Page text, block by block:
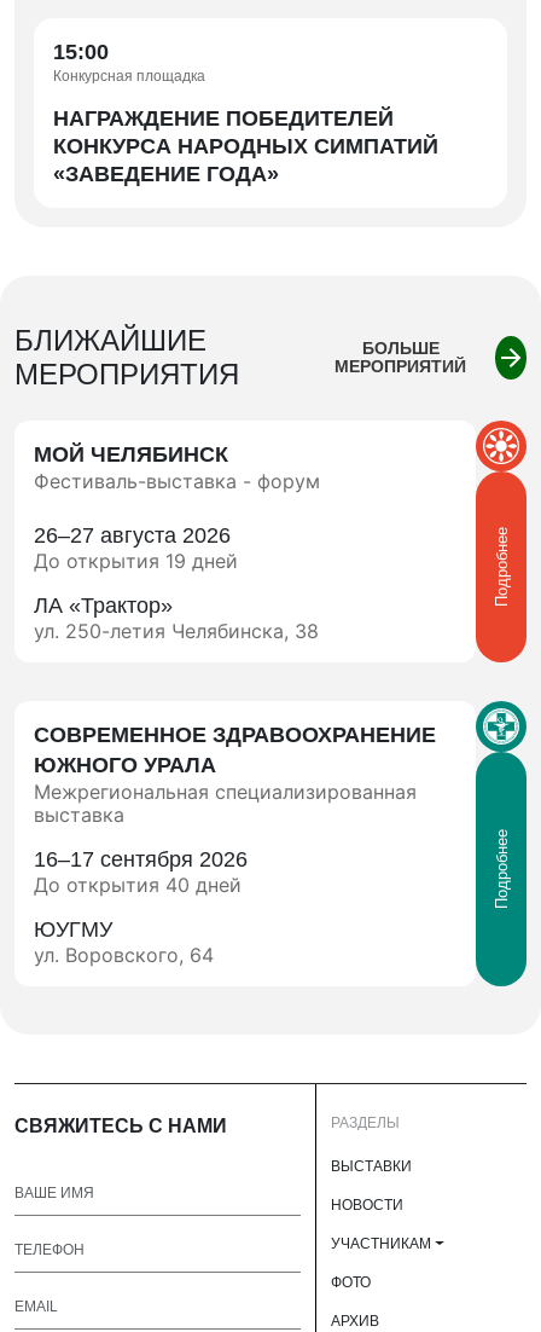
15:00
Конкурсная площадка
НАГРАЖДЕНИЕ ПОБЕДИТЕЛЕЙ
КОНКУРСА НАРОДНЫХ СИМПАТИЙ
«ЗАВЕДЕНИЕ ГОДА»
БЛИЖАЙШИЕ
МЕРОПРИЯТИЯ
БОЛЬШЕ
МЕРОПРИЯТИЙ
МОЙ ЧЕЛЯБИНСК
Фестиваль-выставка - форум
26–27 августа 2026
До открытия 19 дней
ЛА «Трактор»
ул. 250-летия Челябинска, 38
Подробнее
СОВРЕМЕННОЕ ЗДРАВООХРАНЕНИЕ
ЮЖНОГО УРАЛА
Межрегиональная специализированная
выставка
16–17 сентября 2026
До открытия 40 дней
ЮУГМУ
ул. Воровского, 64
Подробнее
СВЯЖИТЕСЬ С НАМИ РАЗДЕЛЫ
ВЫСТАВКИ
НОВОСТИ
УЧАСТНИКАМ
ФОТО
АРХИВ